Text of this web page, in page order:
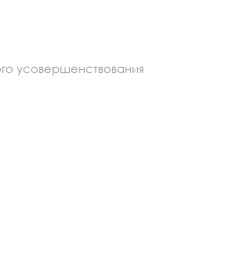
усовершенствования